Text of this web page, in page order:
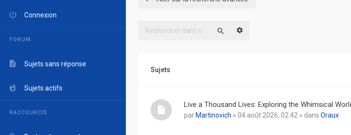
Connexion
FORUM
Sujets sans réponse
Sujets actifs
RACCOURCIS
Recherche avancée
Sujets
Live a Thousand Lives: Exploring the Whimsical
par Martinovich » 04 août 2026, 02:42 » dans Oraux